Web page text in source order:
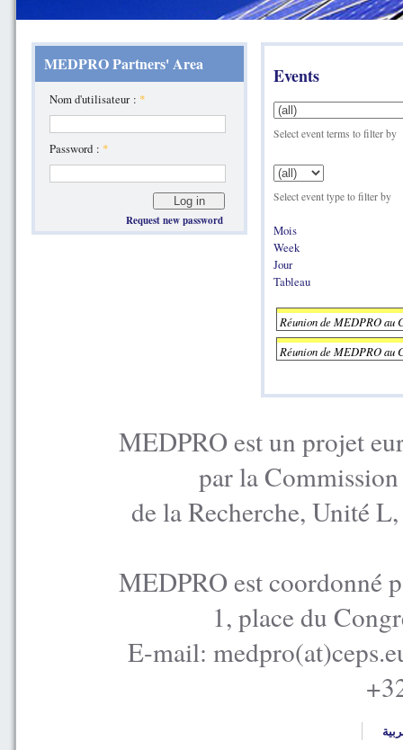
MEDPRO Partners' Area
Nom d'utilisateur : *
Password : *
Request new password
Events
Select event terms to filter by
Select event type to filter by
Mois
Week
Jour
Tableau
Réunion de MEDPRO au
Réunion de MEDPRO au
MEDPRO est un projet
par la
de la Recherche, Unité
MEDPRO est coordonné
1, place du
E-mail: